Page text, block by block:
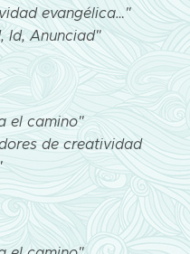
evangélica…"
Id, Anunciad"
el camino"
de creatividad